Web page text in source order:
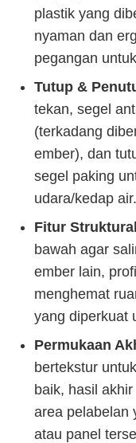
plastik yang
nyaman dan
pegangan
Tutup &
tekan, segel
(terkadang
ember), dan
segel paking
udara/kedap air.
Fitur
bawah agar
ember lain,
menghemat
yang diperkuat
Permukaan
bertekstur
baik, hasil
area pelabelan
atau panel